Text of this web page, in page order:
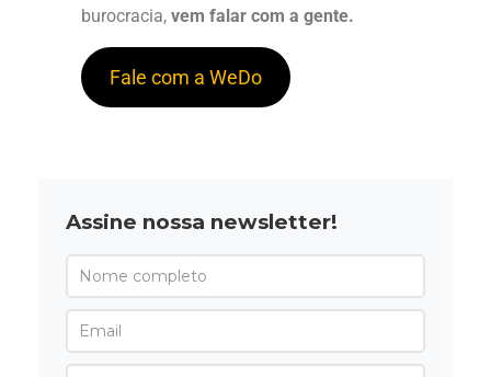
burocracia, vem falar com a gente.
Fale com a WeDo
Assine nossa newsletter!